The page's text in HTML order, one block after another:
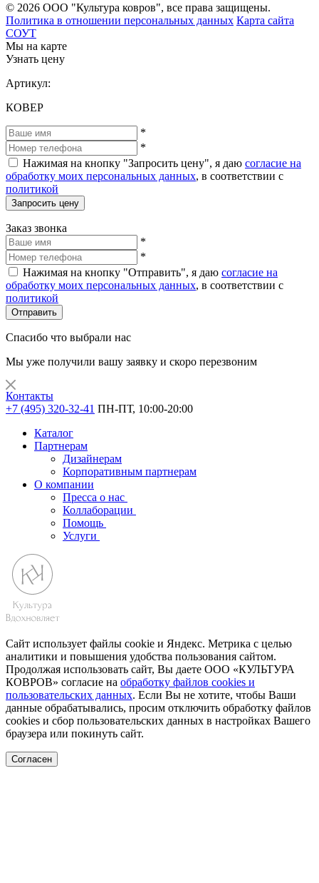
© 2026 ООО "Культура ковров", все права защищены.
Политика в отношении персональных данных Карта сайта
СОУТ
Мы на карте
Узнать цену
Артикул:
КОВЕР
*
*
Нажимая на кнопку "Запросить цену", я даю согласие на
обработку моих персональных данных, в соответствии с
политикой
Запросить цену
Заказ звонка
*
*
Нажимая на кнопку "Отправить", я даю согласие на
обработку моих персональных данных, в соответствии с
политикой
Отправить
Спасибо что выбрали нас
Мы уже получили вашу заявку и скоро перезвоним
Контакты
+7 (495) 320-32-41 ПН-ПТ, 10:00-20:00
Каталог
Партнерам
Дизайнерам
Корпоративным партнерам
О компании
Пресса о нас
Коллаборации
Помощь
Услуги
Сайт использует файлы cookie и Яндекс. Метрика с целью
аналитики и повышения удобства пользования сайтом.
Продолжая использовать сайт, Вы даете ООО «КУЛЬТУРА
КОВРОВ» согласие на обработку файлов cookies и
пользовательских данных. Если Вы не хотите, чтобы Ваши
данные обрабатывались, просим отключить обработку файлов
cookies и сбор пользовательских данных в настройках Вашего
браузера или покинуть сайт.
Согласен